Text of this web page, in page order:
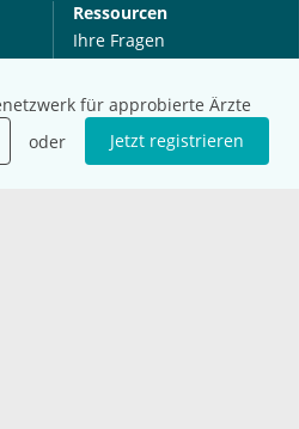
für approbierte Ärzte
oder Jetzt registrieren
Ressourcen
Ihre Fragen